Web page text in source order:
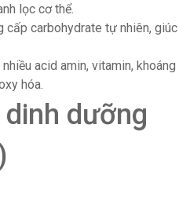
lọc cơ thể.
cấp carbohydrate tự nhiên, giúc
acid amin, vitamin, khoáng
hóa.
dưỡng